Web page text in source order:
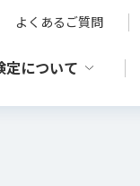
よくあるご質問
定について